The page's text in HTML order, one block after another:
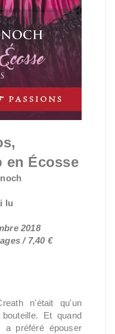
en Écosse
lu
2018
/ 7,40 €
n'était qu'un
Et quand
a préféré épouser